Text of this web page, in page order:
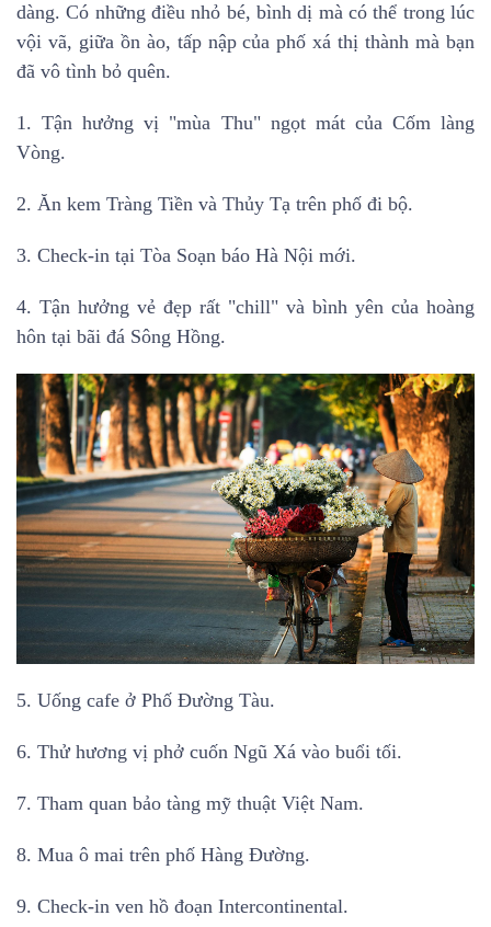
dàng. Có những điều nhỏ bé, bình dị mà có thể trong lúc
vội vã, giữa ồn ào, tấp nập của phố xá thị thành mà bạn
đã vô tình bỏ quên.
1. Tận hưởng vị "mùa Thu" ngọt mát của Cốm làng
Vòng.
2. Ăn kem Tràng Tiền và Thủy Tạ trên phố đi bộ.
3. Check-in tại Tòa Soạn báo Hà Nội mới.
4. Tận hưởng vẻ đẹp rất "chill" và bình yên của hoàng
hôn tại bãi đá Sông Hồng.
5. Uống cafe ở Phố Đường Tàu.
6. Thử hương vị phở cuốn Ngũ Xá vào buổi tối.
7. Tham quan bảo tàng mỹ thuật Việt Nam.
8. Mua ô mai trên phố Hàng Đường.
9. Check-in ven hồ đoạn Intercontinental.